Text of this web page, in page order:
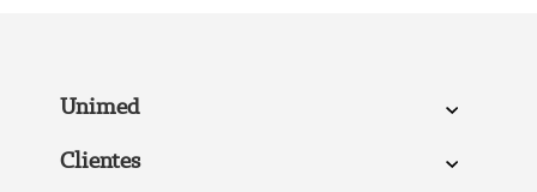
Unimed
Clientes